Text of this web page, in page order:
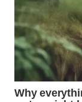
LIKUPANG
WN
LABUANBAJO
WN
BORNEO